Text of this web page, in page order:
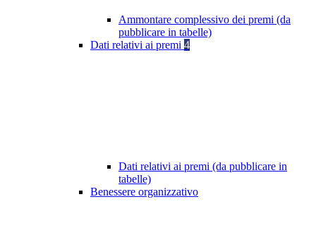
Ammontare complessivo dei premi (da
pubblicare in tabelle)
Dati relativi ai premi 4
Dati relativi ai premi (da pubblicare in
tabelle)
Benessere organizzativo